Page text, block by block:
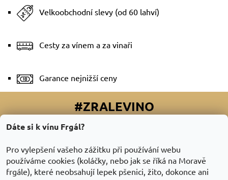
Velkoobchodní slevy (od 60 lahví)
Cesty za vínem a za vinaři
Garance nejnižší ceny
#ZRALEVINO
Dáte si k vínu Frgál?
Pro vylepšení vašeho zážitku při používání webu
používáme cookies (koláčky, nebo jak se říká na Moravě
frgále), které neobsahují lepek pšenici, žito, dokonce ani